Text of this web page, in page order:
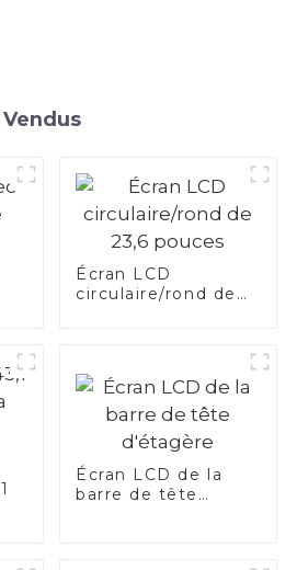
Écran LCD
circulaire/rond de
Écran LCD de la
barre de tête